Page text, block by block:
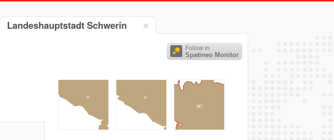
Landeshauptstadt Schwerin
Follow in
Spatineo Monitor